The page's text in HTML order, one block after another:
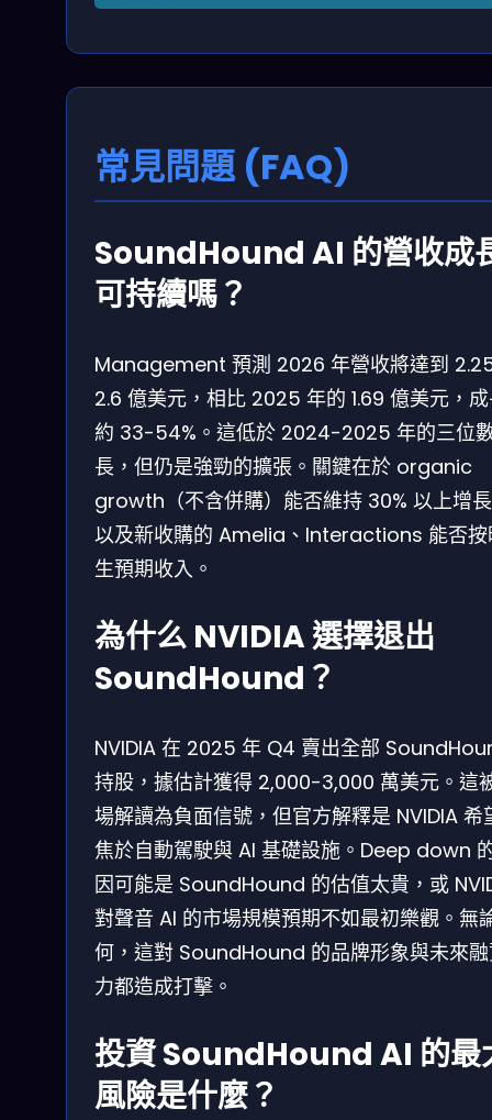
常見問題 (FAQ)
SoundHound AI 的營收成
可持續嗎？
Management 預測 2026 年營收將達到
2.6 億美元，相比 2025 年的 1.69 億美元，
約 33-54%。這低於 2024-2025 年的三位
長，但仍是強勁的擴張。關鍵在於 organic
growth（不含併購）能否維持 30% 以上增
以及新收購的 Amelia、Interactions 能否按
生預期收入。
為什么 NVIDIA 選擇退出
SoundHound？
NVIDIA 在 2025 年 Q4 賣出全部
持股，據估計獲得 2,000-3,000 萬美元。這
場解讀為負面信號，但官方解釋是 NVIDIA 希
焦於自動駕駛與 AI 基礎設施。Deep down
因可能是 SoundHound 的估值太貴，或
對聲音 AI 的市場規模預期不如最初樂觀。無
何，這對 SoundHound 的品牌形象與未來
力都造成打擊。
投資 SoundHound AI 的最
風險是什麼？